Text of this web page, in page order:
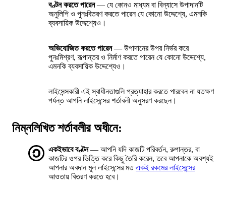
বণ্টন করতে পারেন— যে কোনও মাধ্যম বা বিন্যাসে উপাদানটি
অনুলিপি ও পুনঃবিতরণ করতে পারেন যে কোনো উদ্দেশ্যে, এমনকি
ব্যবসায়িক উদ্দেশ্যেও।
অভিযোজিত করতে পারেন— উপাদানের উপর নির্ভর করে
পুনঃমিশ্রণ, রূপান্তর ও নির্মাণ করতে পারেন যে কোনো উদ্দেশ্যে,
এমনকি ব্যবসায়িক উদ্দেশ্যেও।
লাইসেন্সকারী এই স্বাধীনতাগুলি প্রত্যাহার করতে পারবেন না যতক্ষণ
পর্যন্ত আপনি লাইসেন্সের শর্তাবলী অনুসরণ করছেন।
নিম্নলিখিত শর্তাবলীর অধীনে:
একইভাবে বণ্টন— আপনি যদি কাজটি পরিবর্তন, রুপান্তর, বা
কাজটির ওপর ভিত্তি করে কিছু তৈরি করেন, তবে আপনাকে অবশ্যই
আপনার অবদান মূল লাইসেন্সের মতএকই রকমের লাইসেন্সের
আওতায় বিতরণ করতে হবে।